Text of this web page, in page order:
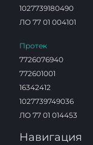
1027739180490
ЛО 77 01 004101
Протек
7726076940
772601001
16342412
1027739749036
ЛО 77 01 014453
Навигация